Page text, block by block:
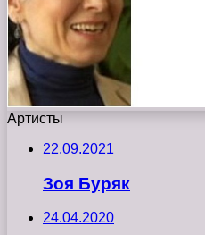
Артисты
22.09.2021
Зоя Буряк
24.04.2020